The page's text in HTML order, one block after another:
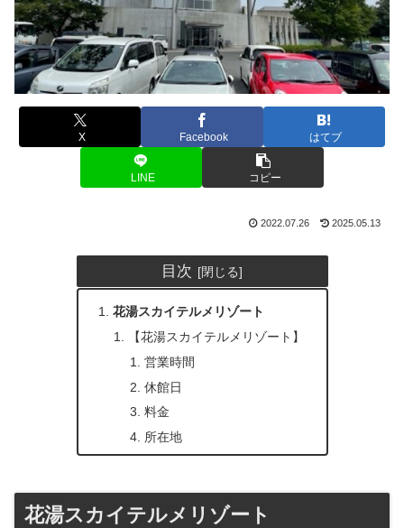
X Facebook はてブ
LINE コピー
2022.07.26 2025.05.13
目次
花湯スカイテルメリゾート
【花湯スカイテルメリゾート】
営業時間
休館日
料金
所在地
花湯スカイテルメリゾート